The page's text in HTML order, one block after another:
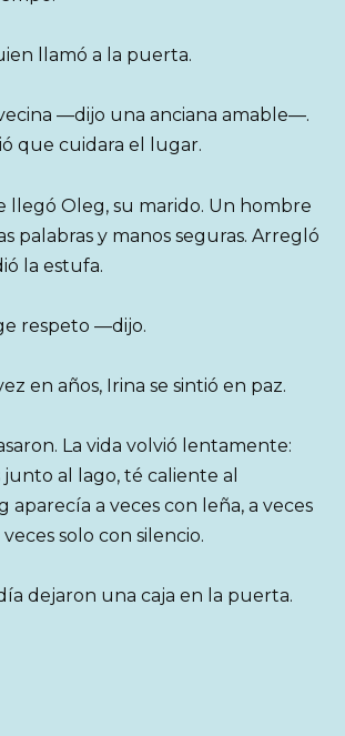
llamó a la puerta.
—dijo una anciana amable—.
que cuidara el lugar.
llegó Oleg, su marido. Un hombre
palabras y manos seguras. Arregló
la estufa.
respeto —dijo.
en años, Irina se sintió en paz.
La vida volvió lentamente:
junto al lago, té caliente al
aparecía a veces con leña, a veces
solo con silencio.
dejaron una caja en la puerta.